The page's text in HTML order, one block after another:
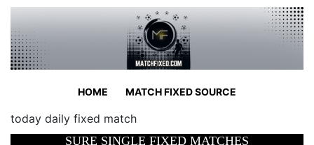
HOME MATCH FIXED SOURCE
today daily fixed match
SURE SINGLE FIXED MATCHES